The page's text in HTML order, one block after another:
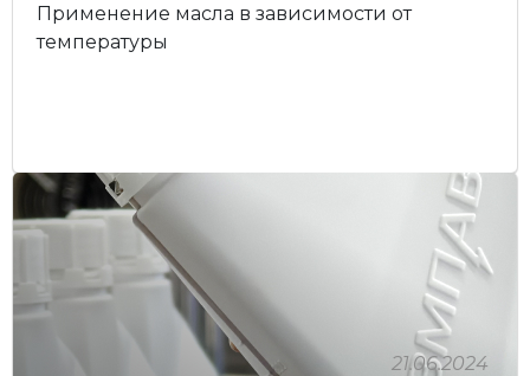
Применение масла в зависимости от
температуры
21.06.2024